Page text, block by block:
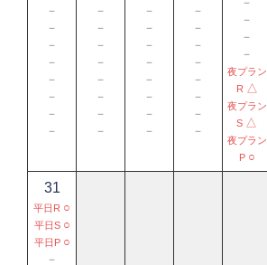
－
－
－
－
－
－
－
－
－
－
－
－
－
－
－
－
－
－
－
－
－
－
－
－
－
－
－
－
－
－
－
－
－
－
－
夜プラン
R △
夜プラン
S △
夜プラン
P ○
31
平日R ○
平日S ○
平日P ○
－